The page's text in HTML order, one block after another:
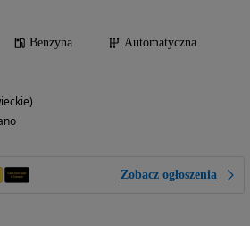
Benzyna
Automatyczna
Zobacz ogłoszenia